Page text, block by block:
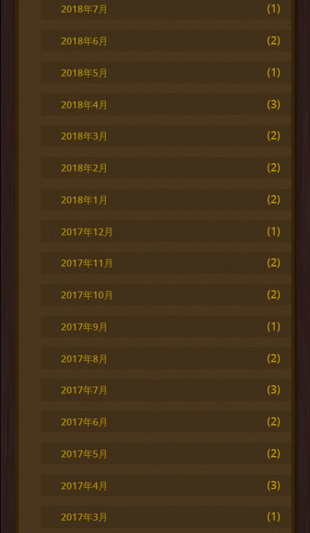
2018年7月 (1)
2018年6月 (2)
2018年5月 (1)
2018年4月 (3)
2018年3月 (2)
2018年2月 (2)
2018年1月 (2)
2017年12月 (1)
2017年11月 (2)
2017年10月 (2)
2017年9月 (1)
2017年8月 (2)
2017年7月 (3)
2017年6月 (2)
2017年5月 (2)
2017年4月 (3)
2017年3月 (1)